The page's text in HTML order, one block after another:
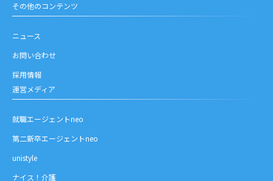
その他のコンテンツ
ニュース
お問い合わせ
採用情報
運営メディア
就職エージェントneo
第二新卒エージェントneo
unistyle
ナイス！介護